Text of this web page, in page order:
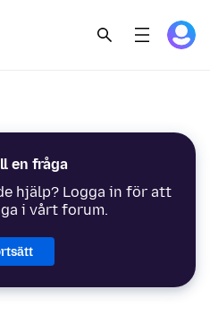
en fråga
hjälp? Logga in för att
i vårt forum.